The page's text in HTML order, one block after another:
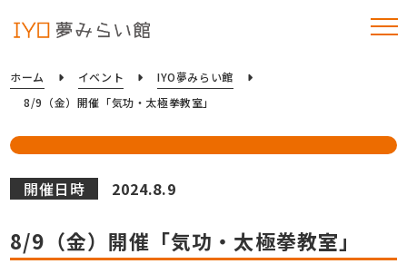
ホーム イベント
IYO夢みらい館
8/9（金）開催「気功・太極拳教室」
開催日時 2024.8.9
8/9（金）開催「気功・太極拳教室」